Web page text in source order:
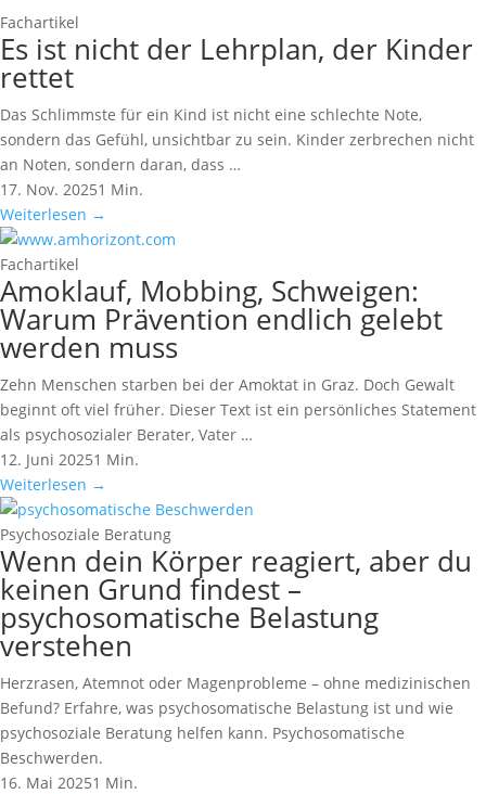
Fachartikel
Es ist nicht der Lehrplan, der Kinder
rettet
Das Schlimmste für ein Kind ist nicht eine schlechte Note,
sondern das Gefühl, unsichtbar zu sein. Kinder zerbrechen nicht
an Noten, sondern daran, dass …
17. Nov. 20251 Min.
Weiterlesen →
Fachartikel
Amoklauf, Mobbing, Schweigen:
Warum Prävention endlich gelebt
werden muss
Zehn Menschen starben bei der Amoktat in Graz. Doch Gewalt
beginnt oft viel früher. Dieser Text ist ein persönliches Statement
als psychosozialer Berater, Vater …
12. Juni 20251 Min.
Weiterlesen →
Psychosoziale Beratung
Wenn dein Körper reagiert, aber du
keinen Grund findest –
psychosomatische Belastung
verstehen
Herzrasen, Atemnot oder Magenprobleme – ohne medizinischen
Befund? Erfahre, was psychosomatische Belastung ist und wie
psychosoziale Beratung helfen kann. Psychosomatische
Beschwerden.
16. Mai 20251 Min.